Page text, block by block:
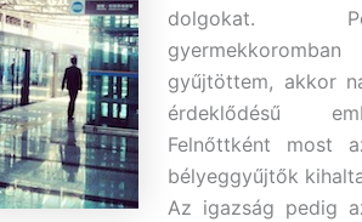
dolgokat.
gyűjtöttem, akkor
érdeklődésű
Felnőttként most
bélyeggyűjtők
Az igazság pedig